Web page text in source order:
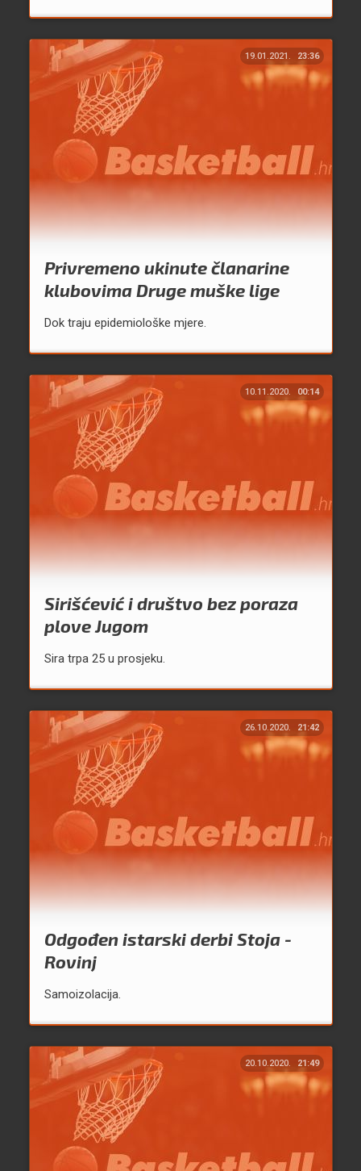
19.01.2021. 23:36
Privremeno ukinute članarine
klubovima Druge muške lige
Dok traju epidemiološke mjere.
10.11.2020. 00:14
Sirišćević i društvo bez poraza
plove Jugom
Sira trpa 25 u prosjeku.
26.10.2020. 21:42
Odgođen istarski derbi Stoja -
Rovinj
Samoizolacija.
20.10.2020. 21:49